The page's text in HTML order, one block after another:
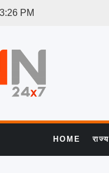
:26 PM
HOME राज्य